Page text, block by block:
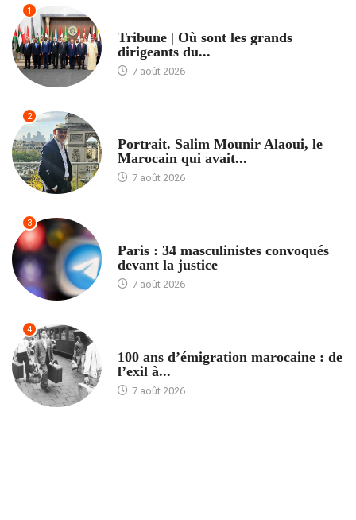
1
Tribune | Où sont les grands
dirigeants du...
7 août 2026
2
Portrait. Salim Mounir Alaoui, le
Marocain qui avait...
7 août 2026
3
Paris : 34 masculinistes convoqués
devant la justice
7 août 2026
4
100 ans d’émigration marocaine : de
l’exil à...
7 août 2026